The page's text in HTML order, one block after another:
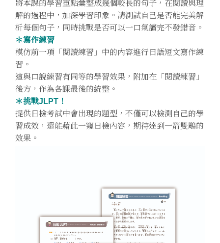
將本課的學習重點彙整成幾個較長的句子，在閱讀與理
解的過程中，加深學習印象。請測試自己是否能完美解
析每個句子，同時挑戰是否可以一口氣讀完不發錯音。
＊寫作練習
模仿前一項「閱讀練習」中的內容進行日語短文寫作練
習。
這與口說練習有同等的學習效果，附加在「閱讀練習」
後方，作為各課最後的統整。
＊挑戰JLPT！
提供日檢考試中會出現的題型，不僅可以檢測自己的學
習成效，還能藉此一窺日檢內容，期待達到一箭雙鵰的
效果。